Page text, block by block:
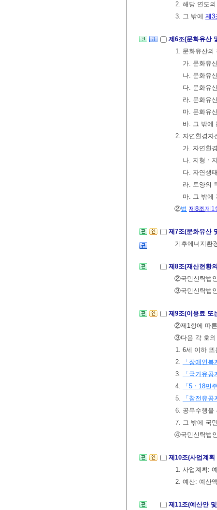
2. 해당 연도
3. 그 밖에 제3
제6조(문화유산
1. 문화유산의
가. 문화유
나. 문화유
다. 문화유
라. 문화유
마. 문화유
바. 그 밖에
2. 자연환경자
가. 자연환
나. 지형ㆍ
다. 자연생
라. 토양의
마. 그 밖에
②법 제8조제1
제7조(문화유산
기후에너지환
제8조(재산현황
②국민신탁법
③국민신탁법
제9조(이용료 또
②제1항에 따
③다음 각 호의
1. 6세 이하
2.
「장애인복
3.
「국가유
4.
「5ㆍ18민
5.
「참전유
6. 공무수행을
7. 그 밖에 국
④국민신탁법
제10조(사업계
1. 사업계획:
2. 예산: 예산
제11조(예산안